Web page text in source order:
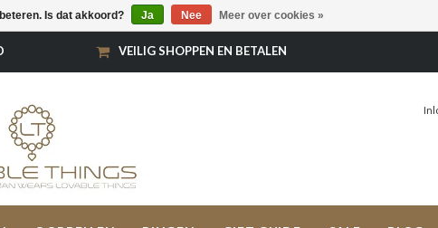
VEILIG SHOPPEN EN BETALEN
Is dat akkoord? Ja Nee Meer over cookies »